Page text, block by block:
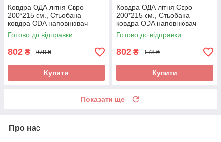
Ковдра ОДА літня Євро
200*215 см., Стьобана
ковдра ODA наповнювач
хлопок - Хлопкопон
Готово до відправки
802 ₴ 978 ₴
Купити
Ковдра ОДА літня Євро
200*215 см., Стьобана
ковдра ODA наповнювач
хлопок - Хлопкопон
Готово до відправки
802 ₴ 978 ₴
Купити
Показати ще
Про нас